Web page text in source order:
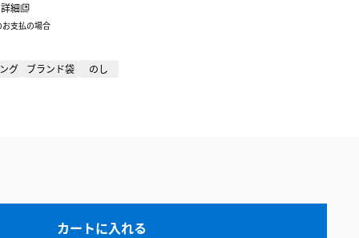
詳細
支払の場合
グ ブランド袋 のし
カートに入れる